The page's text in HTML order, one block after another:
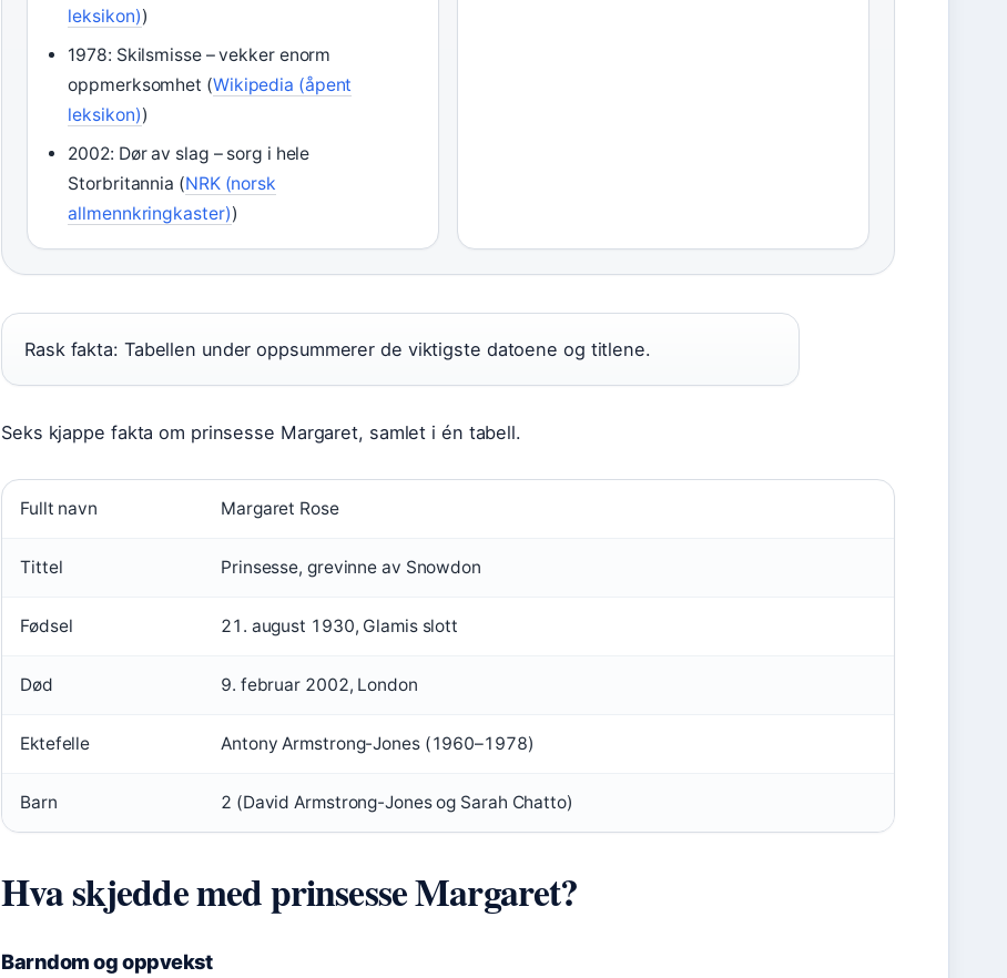
leksikon))
1978: Skilsmisse – vekker enorm
oppmerksomhet (Wikipedia (åpent
leksikon))
2002: Dør av slag – sorg i hele
Storbritannia (NRK (norsk
allmennkringkaster))
Rask fakta: Tabellen under oppsummerer de viktigste datoene og titlene.
Seks kjappe fakta om prinsesse Margaret, samlet i én tabell.
Fullt navn Margaret Rose
Tittel Prinsesse, grevinne av Snowdon
Fødsel 21. august 1930, Glamis slott
Død 9. februar 2002, London
Ektefelle Antony Armstrong-Jones (1960–1978)
Barn 2 (David Armstrong-Jones og Sarah Chatto)
Hva skjedde med prinsesse Margaret?
Barndom og oppvekst